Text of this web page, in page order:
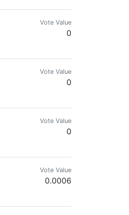
Vote Value
0
Vote Value
0
Vote Value
0
Vote Value
0.0006